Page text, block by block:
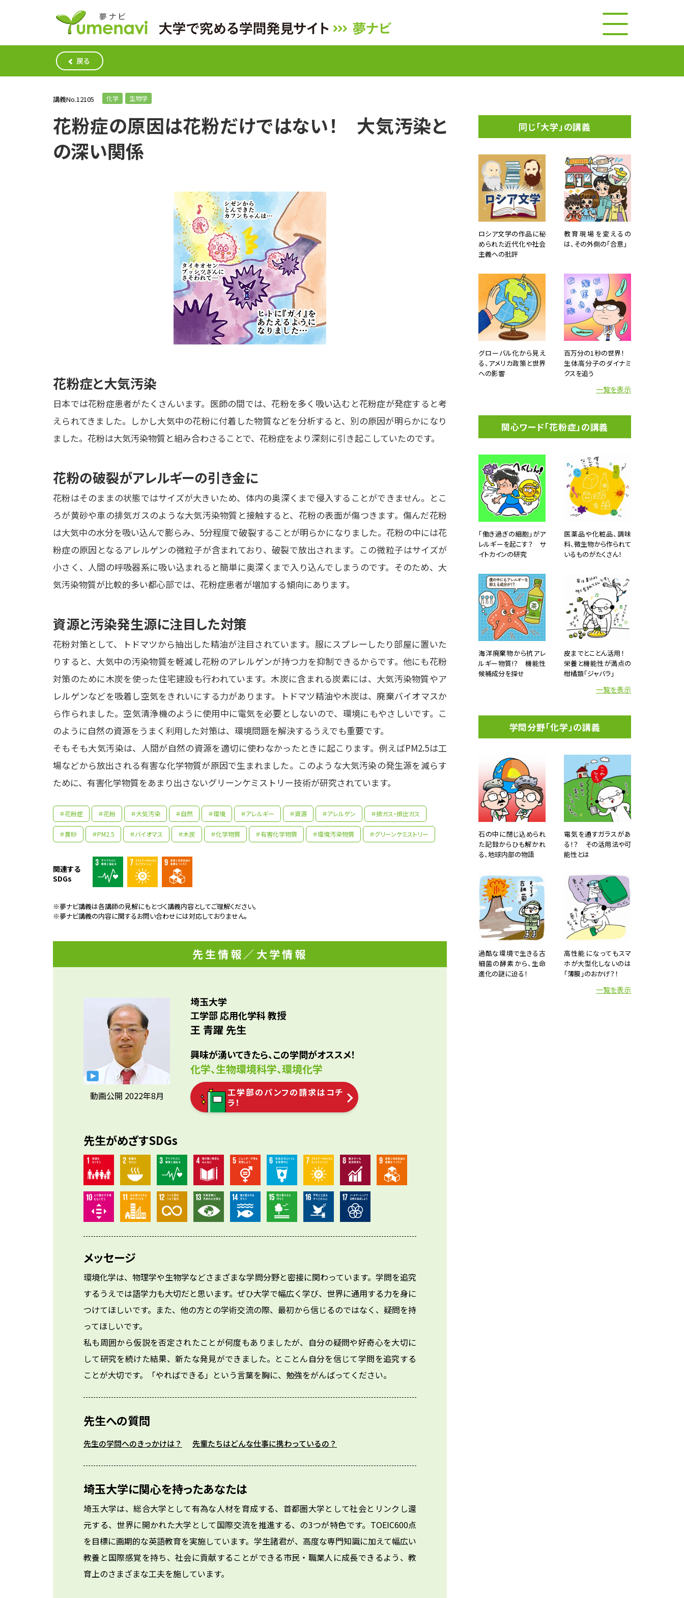
戻る
講義No.12105 化学 生物学
花粉症の原因は花粉だけではない！ 大気汚染と
の深い関係
花粉症と大気汚染
日本では花粉症患者がたくさんいます。医師の間では、花粉を多く吸い込むと花粉症が発症すると考
えられてきました。しかし大気中の花粉に付着した物質などを分析すると、別の原因が明らかになり
ました。花粉は大気汚染物質と組み合わさることで、花粉症をより深刻に引き起こしていたのです。
花粉の破裂がアレルギーの引き金に
花粉はそのままの状態ではサイズが大きいため、体内の奥深くまで侵入することができません。とこ
ろが黄砂や車の排気ガスのような大気汚染物質と接触すると、花粉の表面が傷つきます。傷んだ花粉
は大気中の水分を吸い込んで膨らみ、5分程度で破裂することが明らかになりました。花粉の中には花
粉症の原因となるアレルゲンの微粒子が含まれており、破裂で放出されます。この微粒子はサイズが
小さく、人間の呼吸器系に吸い込まれると簡単に奥深くまで入り込んでしまうのです。そのため、大
気汚染物質が比較的多い都心部では、花粉症患者が増加する傾向にあります。
資源と汚染発生源に注目した対策
花粉対策として、トドマツから抽出した精油が注目されています。服にスプレーしたり部屋に置いた
りすると、大気中の汚染物質を軽減し花粉のアレルゲンが持つ力を抑制できるからです。他にも花粉
対策のために木炭を使った住宅建設も行われています。木炭に含まれる炭素には、大気汚染物質やア
レルゲンなどを吸着し空気をきれいにする力があります。トドマツ精油や木炭は、廃棄バイオマスか
ら作られました。空気清浄機のように使用中に電気を必要としないので、環境にもやさしいです。こ
のように自然の資源をうまく利用した対策は、環境問題を解決するうえでも重要です。
そもそも大気汚染は、人間が自然の資源を適切に使わなかったときに起こります。例えばPM2.5は工
場などから放出される有害な化学物質が原因で生まれました。このような大気汚染の発生源を減らす
ために、有害化学物質をあまり出さないグリーンケミストリー技術が研究されています。
＃花粉症 ＃花粉 ＃大気汚染 ＃自然 ＃環境 ＃アレルギー ＃資源 ＃アレルゲン ＃排ガス・排出ガス
＃黄砂 ＃PM2.5 ＃バイオマス ＃木炭 ＃化学物質 ＃有害化学物質 ＃環境汚染物質 ＃グリーンケミストリー
関連する
SDGs
※夢ナビ講義は各講師の見解にもとづく講義内容としてご理解ください。
※夢ナビ講義の内容に関するお問い合わせには対応しておりません。
先生情報 ／大学情報
動画公開 2022年8月
埼玉大学
工学部 応用化学科 教授
王 青躍 先生
興味が湧いてきたら、この学問がオススメ！
化学、生物環境科学、環境化学
工学部のパンフの請求はコチ
ラ！
先生がめざすSDGs
メッセージ
環境化学は、物理学や生物学などさまざまな学問分野と密接に関わっています。学問を追究
するうえでは語学力も大切だと思います。ぜひ大学で幅広く学び、世界に通用する力を身に
つけてほしいです。また、他の方との学術交流の際、最初から信じるのではなく、疑問を持
ってほしいです。
私も周囲から仮説を否定されたことが何度もありましたが、自分の疑問や好奇心を大切に
して研究を続けた結果、新たな発見ができました。とことん自分を信じて学問を追究する
ことが大切です。「やればできる」という言葉を胸に、勉強をがんばってください。
先生への質問
先生の学問へのきっかけは？ 先輩たちはどんな仕事に携わっているの？
大学入試の化学のテストでいい点数が取れ、理系分野が得意だと気づき
ました。大学では金属化学を学び、卒業後は金属研究所に就職し、研究
れていたからです。研究を進めるうちに、問題解決のためには自然の有
機資源と大気汚染発生源の両方に注目する必要があると感じました。そ
の後、日本に留学、暮らしていて花粉症になったことがきっかけで、花
先輩たちはどんな仕事に携わっているの？
電機メーカー/公立研究機関/環境系コンサルティング/食品会社マーケテ
ィング/官公庁環境関係/食品加工会社
参考資料
埼玉大学に関心を持ったあなたは
埼玉大学は、総合大学として有為な人材を育成する、首都圏大学として社会とリンクし還
元する、世界に開かれた大学として国際交流を推進する、の3つが特色です。TOEIC600点
を目標に画期的な英語教育を実施しています。学生諸君が、高度な専門知識に加えて幅広い
教養と国際感覚を持ち、社会に貢献することができる市民・職業人に成長できるよう、教
育上のさまざまな工夫を施しています。
同じ「大学」の講義
ロシア文学の作品に秘
められた近代化や社会
主義への批評
教育現場を変えるの
は、その外側の「合意」
グローバル化から見え
る、アメリカ政策と世界
への影響
百万分の1秒の世界！
生体高分子のダイナミ
クスを追う
一覧を表示
関心ワード「花粉症」の講義
「働き過ぎの細胞」がア
レルギーを起こす？ サ
イトカインの研究
医薬品や化粧品、調味
料、微生物から作られて
いるものがたくさん！
海洋廃棄物から抗アレ
ルギー物質!？ 機能性
候補成分を探せ
皮までとことん活用！
栄養と機能性が満点の
柑橘類「ジャバラ」
一覧を表示
学問分野「化学」の講義
石の中に閉じ込められ
た記録からひも解かれ
る、地球内部の物語
電気を通すガラスがあ
る！？ その活用法や可
能性とは
過酷な環境で生きる古
細菌の酵素から、生命
進化の謎に迫る！
高性能になってもスマ
ホが大型化しないのは
「薄膜」のおかげ？！
一覧を表示